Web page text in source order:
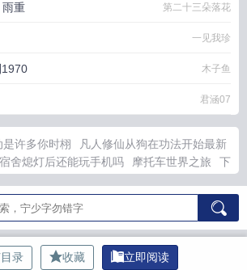
雨重 第二十三朵落花
一见我珍
木子鱼
君涵07
是许多你时栩
凡人修仙从狗在功法开始最新
舍熄灯后还能玩手机吗 摩托车世界之旅
下
哪些叫什么 在灵异世界里生崽崽
重生后
凡人修仙苟道流修仙的
苟道长生从阵法
之旅 十万八千梦原唱 心动多一点
凡人修
集免费阅读 下大雨停电 边关兵王
录 收藏 立即阅读